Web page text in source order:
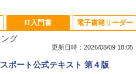
MacBook Neo A18 Proチッ
トカード - 800 Robux 【限
IT入門書
グ
更新日時：2026/08/09 18:05
ポート公式テキスト 第４版
電子書籍リーダー